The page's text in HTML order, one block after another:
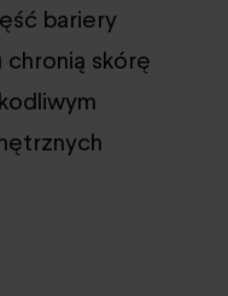
bariery
skórę